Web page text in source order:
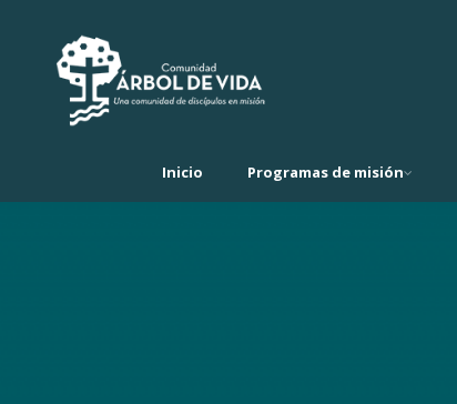
Inicio Programas de misión